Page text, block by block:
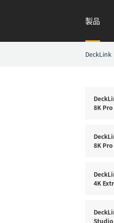
製品
DeckLink
8K Pro
8K
4K
Studio